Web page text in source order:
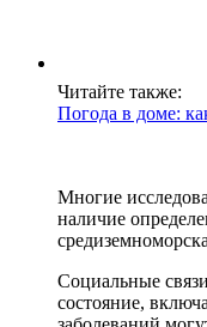
Читайте также:
Погода в доме:
Многие
наличие
Социальные
состояние,